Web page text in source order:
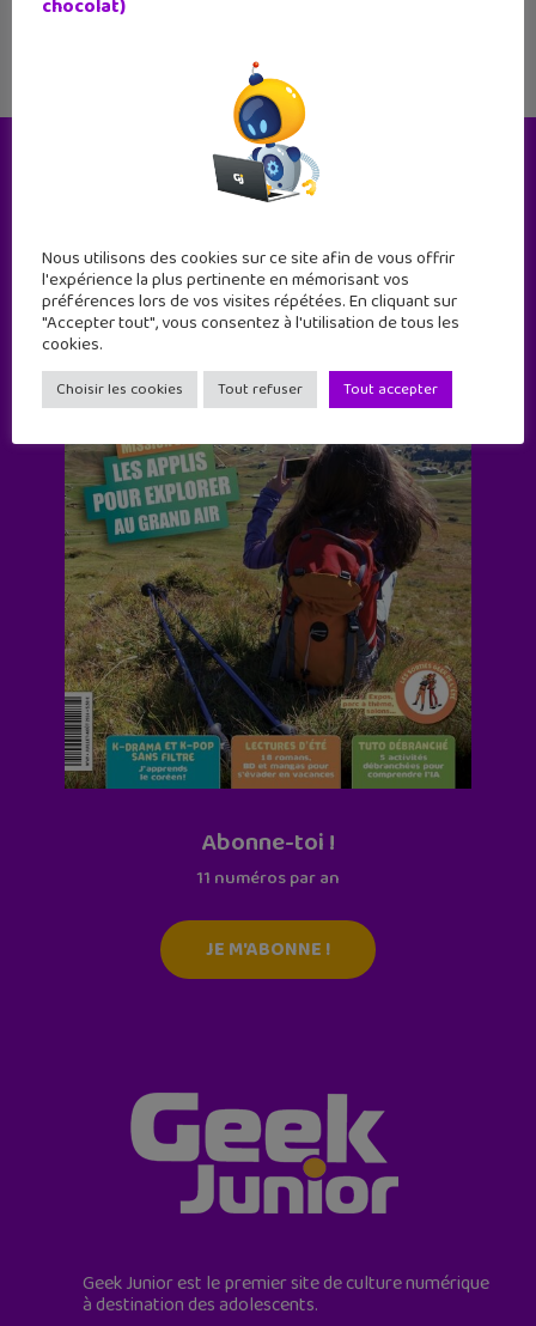
Le magazine
Abonne-toi !
11 numéros par an
JE M'ABONNE !
Geek Junior est le premier site de culture numérique
à destination des adolescents.
chocolat)
Nous utilisons des cookies sur ce site afin de vous offrir
l'expérience la plus pertinente en mémorisant vos
préférences lors de vos visites répétées. En cliquant sur
"Accepter tout", vous consentez à l'utilisation de tous les
cookies.
Choisir les cookies Tout refuser Tout accepter